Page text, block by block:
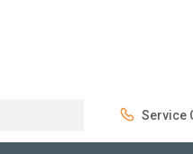
Service